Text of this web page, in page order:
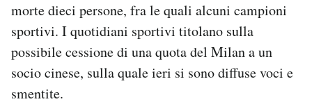
morte dieci persone, fra le quali alcuni campioni
sportivi. I quotidiani sportivi titolano sulla
possibile cessione di una quota del Milan a un
socio cinese, sulla quale ieri si sono diffuse voci e
smentite.